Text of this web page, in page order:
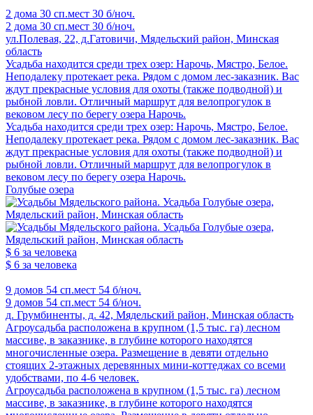
2 дома 30 сп.мест 30 б/ноч.
2 дома 30 сп.мест 30 б/ноч.
ул.Полевая, 22, д.Гатовичи, Мядельский район, Минская
область
Усадьба находится среди трех озер: Нарочь, Мястро, Белое.
Неподалеку протекает река. Рядом с домом лес-заказник. Вас
ждут прекрасные условия для охоты (также подводной) и
рыбной ловли. Отличный маршрут для велопрогулок в
вековом лесу по берегу озера Нарочь.
Усадьба находится среди трех озер: Нарочь, Мястро, Белое.
Неподалеку протекает река. Рядом с домом лес-заказник. Вас
ждут прекрасные условия для охоты (также подводной) и
рыбной ловли. Отличный маршрут для велопрогулок в
вековом лесу по берегу озера Нарочь.
Голубые озера
$ 6 за человека
$ 6 за человека
9 домов 54 сп.мест 54 б/ноч.
9 домов 54 сп.мест 54 б/ноч.
д. Грумбиненты, д. 42, Мядельский район, Минская область
Агроусадьба расположена в крупном (1,5 тыс. га) лесном
массиве, в заказнике, в глубине которого находятся
многочисленные озера. Размещение в девяти отдельно
стоящих 2-этажных деревянных мини-коттеджах со всеми
удобствами, по 4-6 человек.
Агроусадьба расположена в крупном (1,5 тыс. га) лесном
массиве, в заказнике, в глубине которого находятся